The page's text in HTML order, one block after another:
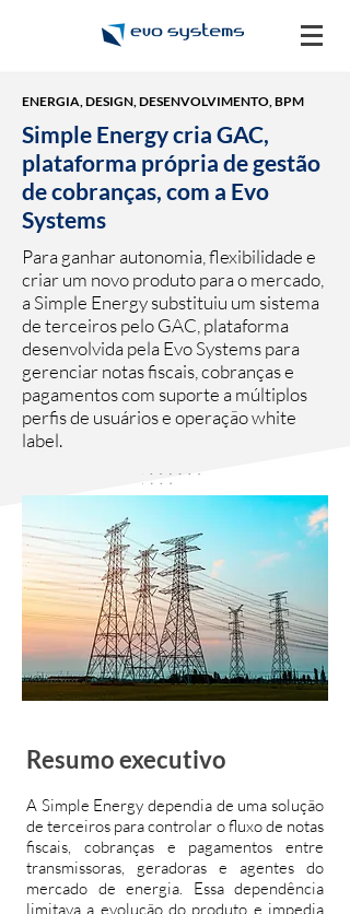
ENERGIA, DESIGN, DESENVOLVIMENTO, BPM
Simple Energy cria GAC,
plataforma própria de gestão
de cobranças, com a Evo
Systems
Para ganhar autonomia, flexibilidade e
criar um novo produto para o mercado,
a Simple Energy substituiu um sistema
de terceiros pelo GAC, plataforma
desenvolvida pela Evo Systems para
gerenciar notas fiscais, cobranças e
pagamentos com suporte a múltiplos
perfis de usuários e operação white
label.
Resumo executivo
A Simple Energy dependia de uma solução
de terceiros para controlar o fluxo de notas
fiscais, cobranças e pagamentos entre
transmissoras, geradoras e agentes do
mercado de energia. Essa dependência
limitava a evolução do produto e impedia